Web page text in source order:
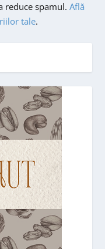
reduce spamul.Află
tale.